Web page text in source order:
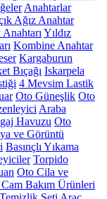
Anahtarlar
Ağız Anahtar
Yıldız
Kombine Anahtar
Kargaburun
Bıçağı Iskarpela
4 Mevsim Lastik
Oto Güneşlik Oto
Araba
Havuzu Oto
ve Görüntü
Basınçlı Yıkama
Torpido
Oto Cila ve
Bakım Ürünleri